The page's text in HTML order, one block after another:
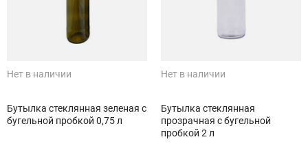
Нет в наличии
Бутылка стеклянная зеленая с
бугельной пробкой 0,75 л
Нет в наличии
Бутылка стеклянная
прозрачная с бугельной
пробкой 2 л